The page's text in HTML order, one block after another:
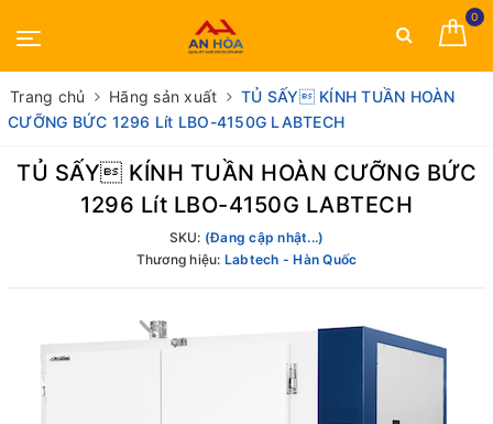
0
Trang chủ Hãng sản xuất
TỦ SẤY KÍNH TUẦN HOÀN
CƯỠNG BỨC 1296 Lít LBO-4150G LABTECH
TỦ SẤY KÍNH TUẦN HOÀN CƯỠNG BỨC
1296 Lít LBO-4150G LABTECH
SKU: (Đang cập nhật...)
Thương hiệu: Labtech - Hàn Quốc